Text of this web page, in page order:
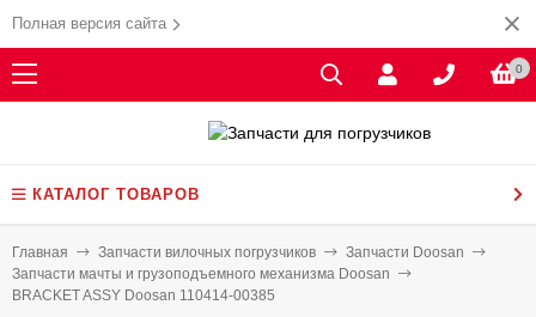
Полная версия сайта
0
КАТАЛОГ ТОВАРОВ
Главная Запчасти вилочных погрузчиков
Запчасти Doosan
Запчасти мачты и грузоподъемного механизма Doosan
BRACKET ASSY Doosan 110414-00385